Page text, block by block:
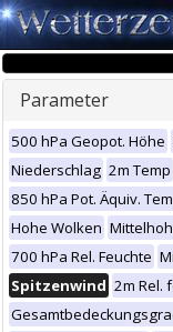
Parameter
500 hPa Geopot. Höhe
Niederschlag 2m Temp
850 hPa Pot. Äquiv.
Hohe Wolken
700 hPa Rel. Feuchte
Spitzenwind 2m Rel.